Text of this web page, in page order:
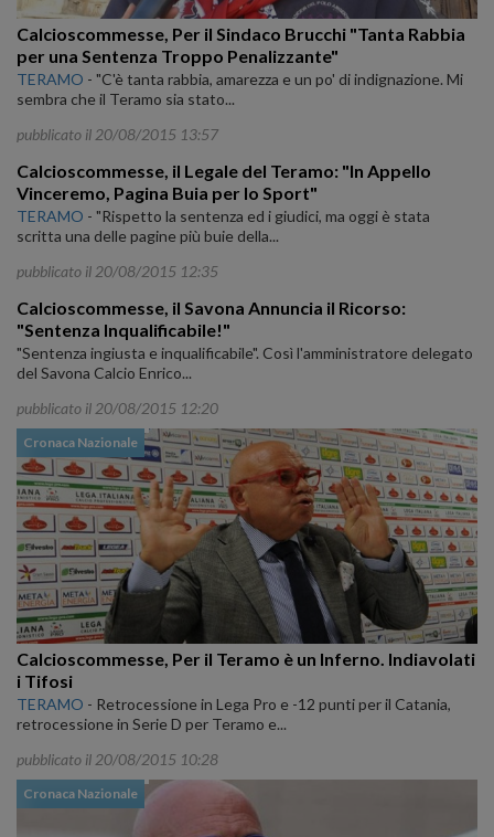
Calcioscommesse, Per il Sindaco Brucchi "Tanta Rabbia
per una Sentenza Troppo Penalizzante"
TERAMO - "C'è tanta rabbia, amarezza e un po' di indignazione. Mi
sembra che il Teramo sia stato...
pubblicato il 20/08/2015 13:57
Calcioscommesse, il Legale del Teramo: "In Appello
Vinceremo, Pagina Buia per lo Sport"
TERAMO - "Rispetto la sentenza ed i giudici, ma oggi è stata
scritta una delle pagine più buie della...
pubblicato il 20/08/2015 12:35
Calcioscommesse, il Savona Annuncia il Ricorso:
"Sentenza Inqualificabile!"
"Sentenza ingiusta e inqualificabile". Così l'amministratore delegato
del Savona Calcio Enrico...
pubblicato il 20/08/2015 12:20
Cronaca Nazionale
Calcioscommesse, Per il Teramo è un Inferno. Indiavolati
i Tifosi
TERAMO - Retrocessione in Lega Pro e -12 punti per il Catania,
retrocessione in Serie D per Teramo e...
pubblicato il 20/08/2015 10:28
Cronaca Nazionale